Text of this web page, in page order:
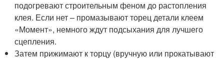
подогревают строительным феном до растопления
клея. Если нет – промазывают торец детали клеем
«Момент», немного ждут подсыхания для лучшего
сцепления.
Затем прижимают к торцу (вручную или прокатывают